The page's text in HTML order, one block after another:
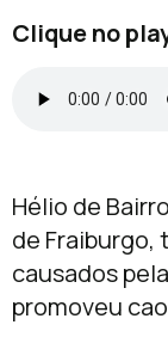
Clique no
Hélio de
de
causados
promoveu